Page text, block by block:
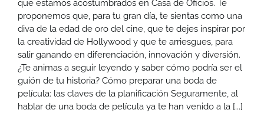
que estamos acostumbrados en Casa de Oficios. Te
proponemos que, para tu gran día, te sientas como una
diva de la edad de oro del cine, que te dejes inspirar por
la creatividad de Hollywood y que te arriesgues, para
salir ganando en diferenciación, innovación y diversión.
¿Te animas a seguir leyendo y saber cómo podría ser el
guión de tu historia? Cómo preparar una boda de
película: las claves de la planificación Seguramente, al
hablar de una boda de película ya te han venido a la [...]